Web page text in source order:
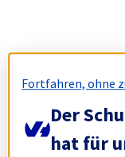
Fortfahren, ohne
Der
hat für